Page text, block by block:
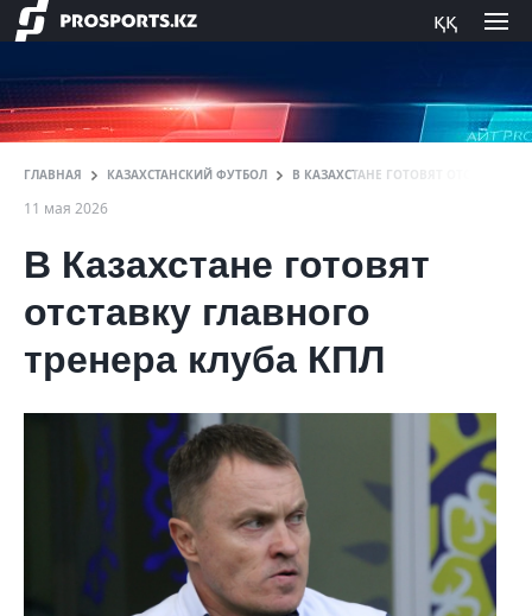
ққ
ГЛАВНАЯ КАЗАХСТАНСКИЙ ФУТБОЛ В КАЗАХСТАНЕ ГОТОВЯТ ОТСТАВКУ
11 мая 2026
В Казахстане готовят
отставку главного
тренера клуба КПЛ